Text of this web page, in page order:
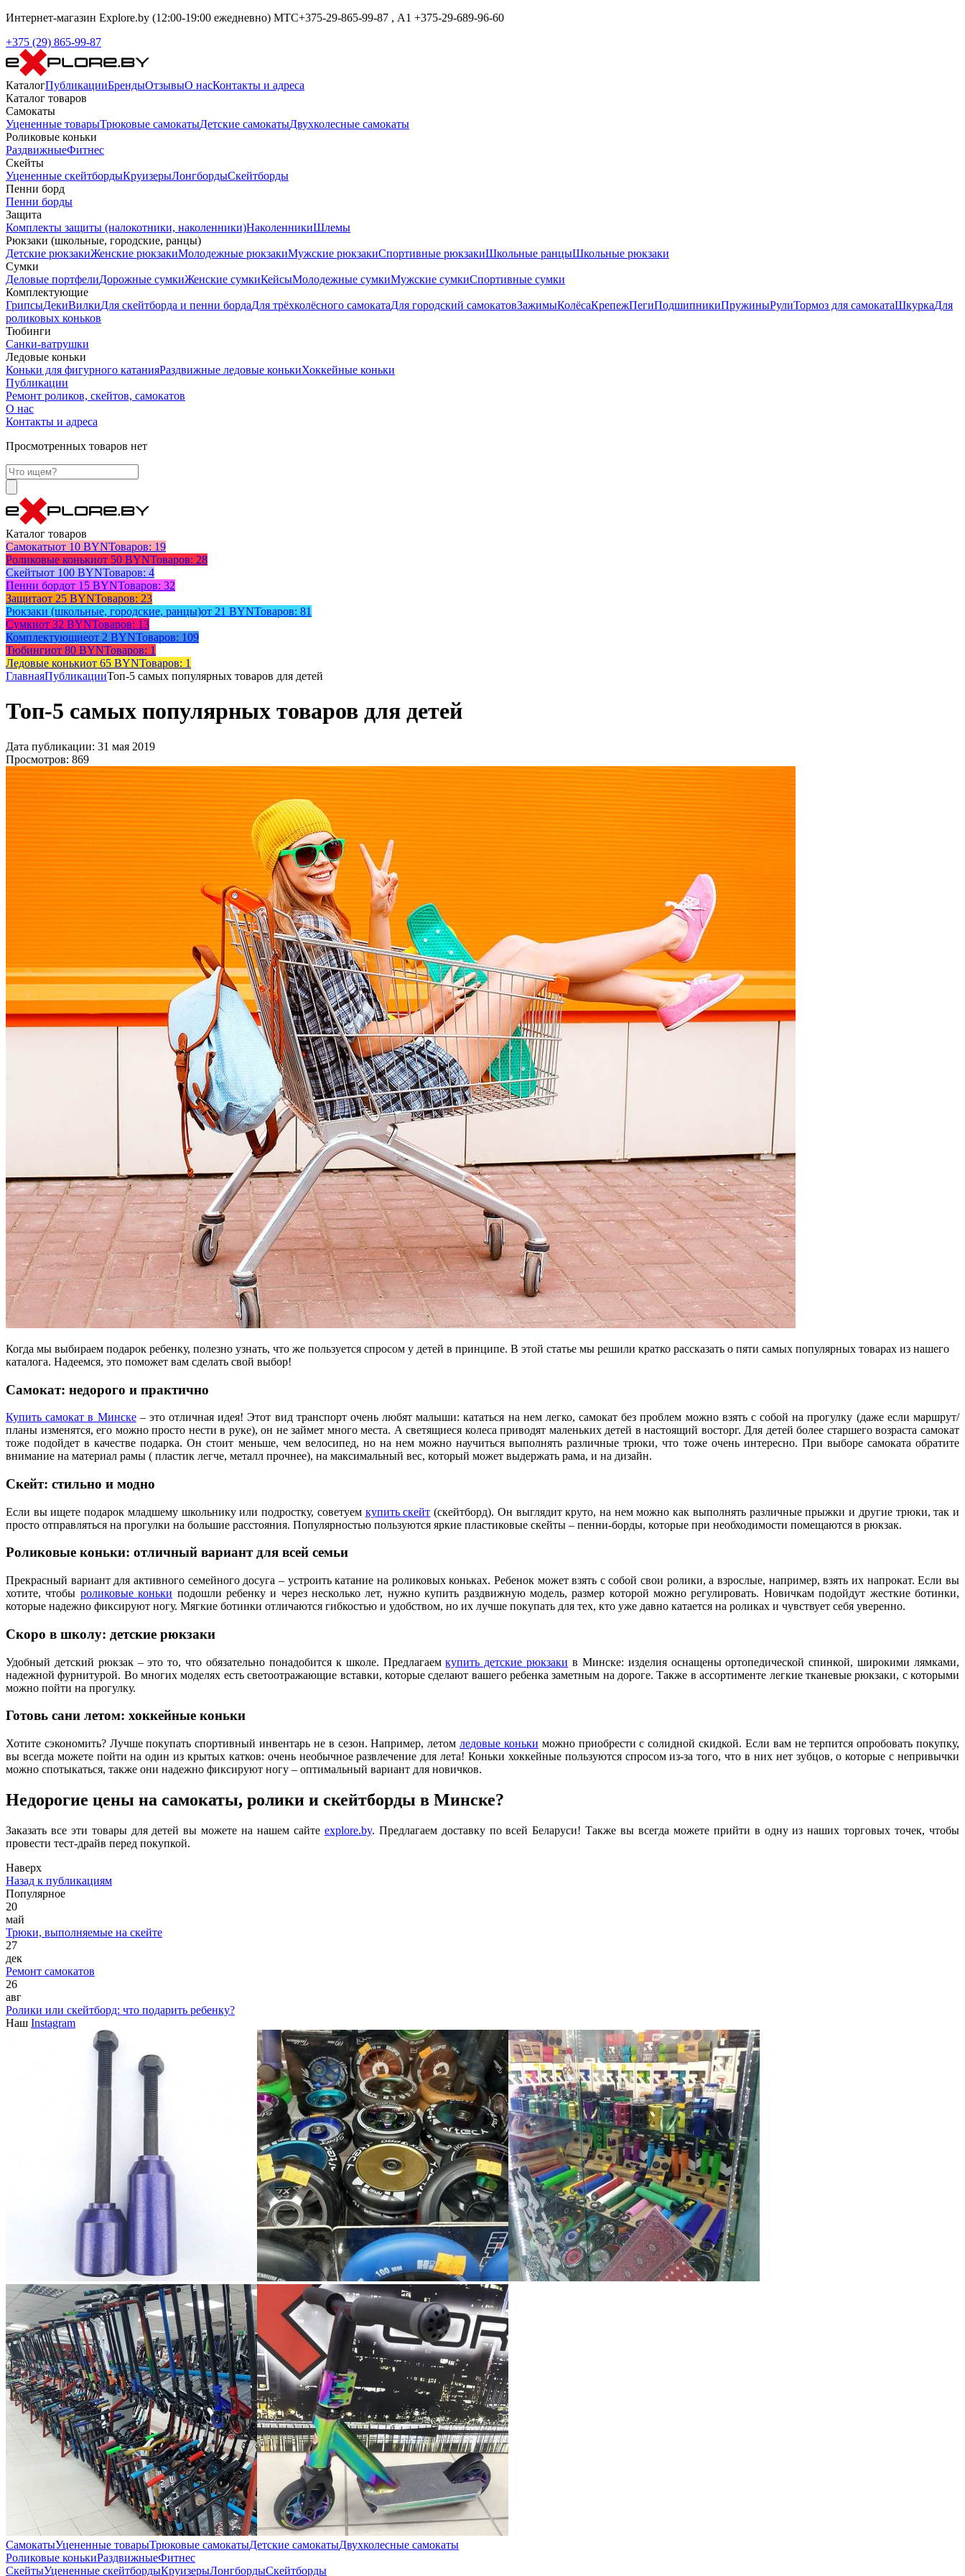
Интернет-магазин Explore.by (12:00-19:00 ежедневно) МТС+375-29-865-99-87 , А1 +375-29-689-96-60
+375 (29) 865-99-87
КаталогПубликацииБрендыОтзывыО насКонтакты и адреса
Каталог товаров
Самокаты
Уцененные товарыТрюковые самокатыДетские самокатыДвухколесные самокаты
Роликовые коньки
РаздвижныеФитнес
Скейты
Уцененные скейтбордыКруизерыЛонгбордыСкейтборды
Пенни борд
Пенни борды
Защита
Комплекты защиты (налокотники, наколенники)НаколенникиШлемы
Рюкзаки (школьные, городские, ранцы)
Детские рюкзакиЖенские рюкзакиМолодежные рюкзакиМужские рюкзакиСпортивные рюкзакиШкольные ранцыШкольные рюкзаки
Сумки
Деловые портфелиДорожные сумкиЖенские сумкиКейсыМолодежные сумкиМужские сумкиСпортивные сумки
Комплектующие
ГрипсыДекиВилкиДля скейтборда и пенни бордаДля трёхколёсного самокатаДля городский самокатовЗажимыКолёсаКрепежПегиПодшипникиПружиныРулиТормоз для самокатаШкуркаДля
роликовых коньков
Тюбинги
Санки-ватрушки
Ледовые коньки
Коньки для фигурного катанияРаздвижные ледовые конькиХоккейные коньки
Публикации
Ремонт роликов, скейтов, самокатов
О нас
Контакты и адреса
Просмотренных товаров нет
Каталог товаров
Самокатыот 10 BYNТоваров: 19
Роликовые конькиот 50 BYNТоваров: 28
Скейтыот 100 BYNТоваров: 4
Пенни бордот 15 BYNТоваров: 32
Защитаот 25 BYNТоваров: 23
Рюкзаки (школьные, городские, ранцы)от 21 BYNТоваров: 81
Сумкиот 32 BYNТоваров: 13
Комплектующиеот 2 BYNТоваров: 109
Тюбингиот 80 BYNТоваров: 1
Ледовые конькиот 65 BYNТоваров: 1
ГлавнаяПубликацииТоп-5 самых популярных товаров для детей
Топ-5 самых популярных товаров для детей
Дата публикации: 31 мая 2019
Просмотров: 869
Когда мы выбираем подарок ребенку, полезно узнать, что же пользуется спросом у детей в принципе. В этой статье мы решили кратко рассказать о пяти самых популярных товарах из нашего
каталога. Надеемся, это поможет вам сделать свой выбор!
Самокат: недорого и практично
Купить самокат в Минске– это отличная идея! Этот вид транспорт очень любят малыши: кататься на нем легко, самокат без проблем можно взять с собой на прогулку (даже если маршрут/
планы изменятся, его можно просто нести в руке), он не займет много места. А светящиеся колеса приводят маленьких детей в настоящий восторг. Для детей более старшего возраста самокат
тоже подойдет в качестве подарка. Он стоит меньше, чем велосипед, но на нем можно научиться выполнять различные трюки, что тоже очень интересно. При выборе самоката обратите
внимание на материал рамы ( пластик легче, металл прочнее), на максимальный вес, который может выдержать рама, и на дизайн.
Скейт: стильно и модно
Если вы ищете подарок младшему школьнику или подростку, советуем купить скейт (скейтборд). Он выглядит круто, на нем можно как выполнять различные прыжки и другие трюки, так и
просто отправляться на прогулки на большие расстояния. Популярностью пользуются яркие пластиковые скейты – пенни-борды, которые при необходимости помещаются в рюкзак.
Роликовые коньки: отличный вариант для всей семьи
Прекрасный вариант для активного семейного досуга – устроить катание на роликовых коньках. Ребенок может взять с собой свои ролики, а взрослые, например, взять их напрокат. Если вы
хотите, чтобы роликовые коньки подошли ребенку и через несколько лет, нужно купить раздвижную модель, размер которой можно регулировать. Новичкам подойдут жесткие ботинки,
которые надежно фиксируют ногу. Мягкие ботинки отличаются гибкостью и удобством, но их лучше покупать для тех, кто уже давно катается на роликах и чувствует себя уверенно.
Скоро в школу: детские рюкзаки
Удобный детский рюкзак – это то, что обязательно понадобится к школе. Предлагаемкупить детские рюкзаки в Минске: изделия оснащены ортопедической спинкой, широкими лямками,
надежной фурнитурой. Во многих моделях есть светоотражающие вставки, которые сделают вашего ребенка заметным на дороге. Также в ассортименте легкие тканевые рюкзаки, с которыми
можно пойти на прогулку.
Готовь сани летом: хоккейные коньки
Хотите сэкономить? Лучше покупать спортивный инвентарь не в сезон. Например, летомледовые коньки можно приобрести с солидной скидкой. Если вам не терпится опробовать покупку,
вы всегда можете пойти на один из крытых катков: очень необычное развлечение для лета! Коньки хоккейные пользуются спросом из-за того, что в них нет зубцов, о которые с непривычки
можно спотыкаться, также они надежно фиксируют ногу – оптимальный вариант для новичков.
Недорогие цены на самокаты, ролики и скейтборды в Минске?
Заказать все эти товары для детей вы можете на нашем сайте explore.by. Предлагаем доставку по всей Беларуси! Также вы всегда можете прийти в одну из наших торговых точек, чтобы
провести тест-драйв перед покупкой.
Наверх
Назад к публикациям
Популярное
20
май
Трюки, выполняемые на скейте
27
дек
Ремонт самокатов
26
авг
Ролики или скейтборд: что подарить ребенку?
Наш Instagram
СамокатыУцененные товарыТрюковые самокатыДетские самокатыДвухколесные самокаты
Роликовые конькиРаздвижныеФитнес
СкейтыУцененные скейтбордыКруизерыЛонгбордыСкейтборды